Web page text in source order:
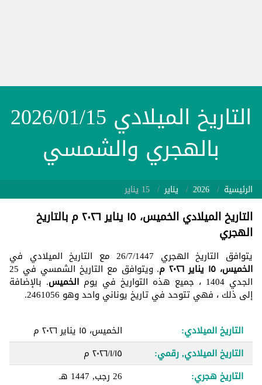
التاريخ الميلادي 2026/01/15
بالهجري والشمسي
الرئيسية 2026 يناير 15 يناير
التاريخ الميلادي الخميس، ١٥ يناير ٢٠٢٦ م بالتاريخ
الهجري
يتوافق التاريخ الهجري 26/7/1447 مع التاريخ الميلادي في
الخميس، ١٥ يناير ٢٠٢٦ م . ويتوافق مع التاريخ الشمسي في 25
الجدي 1404 ، جميع هذه التواريخ في يوم الخميس. بالإضافة
إلى ذلك ، فهي تتوحد في تاريخ يوناني واحد وهو 2461056.
التاريخ الميلادي:
الخميس، ١٥ يناير ٢٠٢٦ م
التاريخ الميلادي, رقمي:
١٥‏/١‏/٢٠٢٦ م
التاريخ هجري:
26 رجب, 1447 هـ